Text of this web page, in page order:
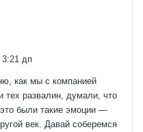
дп
как мы с компанией
тех развалин, думали, что
были такие эмоции —
век. Давай соберемся